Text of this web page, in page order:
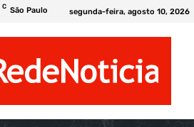
C São Paulo segunda-feira, agosto 10, 2026